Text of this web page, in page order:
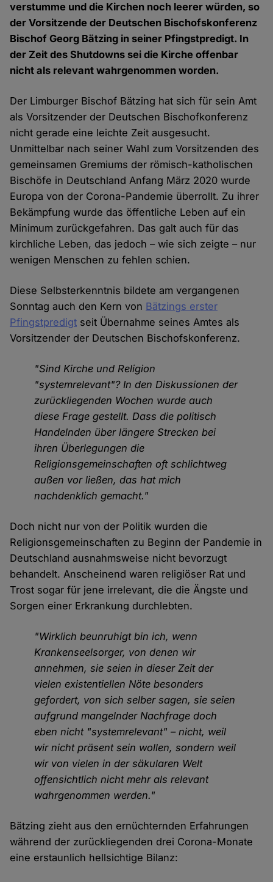
verstumme und die Kirchen noch leerer würden, so
der Vorsitzende der Deutschen Bischofskonferenz
Bischof Georg Bätzing in seiner Pfingstpredigt. In
der Zeit des Shutdowns sei die Kirche offenbar
nicht als relevant wahrgenommen worden.
Der Limburger Bischof Bätzing hat sich für sein Amt
als Vorsitzender der Deutschen Bischofkonferenz
nicht gerade eine leichte Zeit ausgesucht.
Unmittelbar nach seiner Wahl zum Vorsitzenden des
gemeinsamen Gremiums der römisch-katholischen
Bischöfe in Deutschland Anfang März 2020 wurde
Europa von der Corona-Pandemie überrollt. Zu ihrer
Bekämpfung wurde das öffentliche Leben auf ein
Minimum zurückgefahren. Das galt auch für das
kirchliche Leben, das jedoch – wie sich zeigte – nur
wenigen Menschen zu fehlen schien.
Diese Selbsterkenntnis bildete am vergangenen
Sonntag auch den Kern von Bätzings erster
Pfingstpredigt seit Übernahme seines Amtes als
Vorsitzender der Deutschen Bischofskonferenz.
"Sind Kirche und Religion
"systemrelevant"? In den Diskussionen der
zurückliegenden Wochen wurde auch
diese Frage gestellt. Dass die politisch
Handelnden über längere Strecken bei
ihren Überlegungen die
Religionsgemeinschaften oft schlichtweg
außen vor ließen, das hat mich
nachdenklich gemacht."
Doch nicht nur von der Politik wurden die
Religionsgemeinschaften zu Beginn der Pandemie in
Deutschland ausnahmsweise nicht bevorzugt
behandelt. Anscheinend waren religiöser Rat und
Trost sogar für jene irrelevant, die die Ängste und
Sorgen einer Erkrankung durchlebten.
"Wirklich beunruhigt bin ich, wenn
Krankenseelsorger, von denen wir
annehmen, sie seien in dieser Zeit der
vielen existentiellen Nöte besonders
gefordert, von sich selber sagen, sie seien
aufgrund mangelnder Nachfrage doch
eben nicht "systemrelevant" – nicht, weil
wir nicht präsent sein wollen, sondern weil
wir von vielen in der säkularen Welt
offensichtlich nicht mehr als relevant
wahrgenommen werden."
Bätzing zieht aus den ernüchternden Erfahrungen
während der zurückliegenden drei Corona-Monate
eine erstaunlich hellsichtige Bilanz: